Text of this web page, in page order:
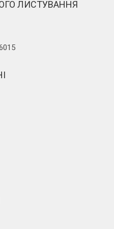
ЛИСТУВАННЯ